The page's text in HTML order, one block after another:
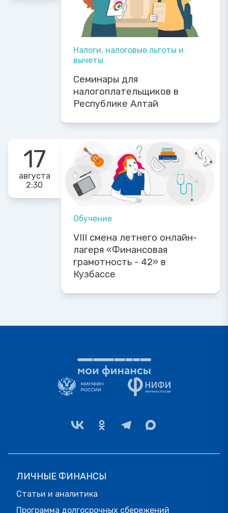
Налоги, налоговые льготы и
вычеты
Семинары для
налогоплательщиков в
Республике Алтай
17
августа
2:30
Обучение
VIII смена летнего онлайн-
лагеря «Финансовая
грамотность - 42» в
Кузбассе
ЛИЧНЫЕ ФИНАНСЫ
Статьи и аналитика
Программа долгосрочных сбережений